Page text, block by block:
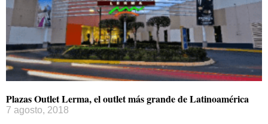
Plazas Outlet Lerma, el outlet más grande de Latinoamérica
7 agosto, 2018